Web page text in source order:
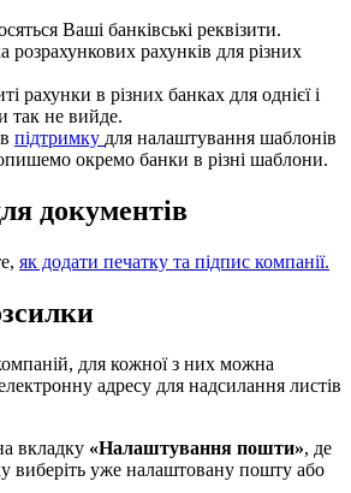
Ваші банківські реквізити.
рахунків для різних
рахунки в різних банках для однієї і
так не вийде.
підтримку для налаштування шаблонів
окремо банки в різні шаблони.
документів
як додати печатку та підпис компанії.
для кожної з них можна
адресу для надсилання листів
вкладку «Налаштування пошти», де
виберіть уже налаштовану пошту або